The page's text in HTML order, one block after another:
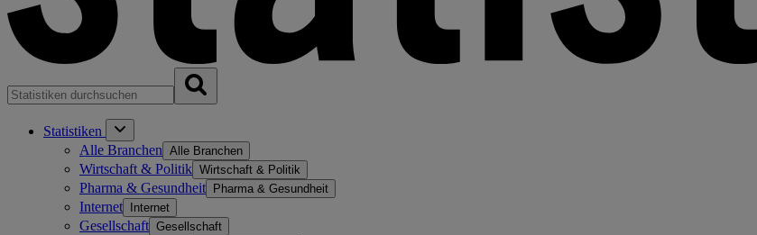
Statistiken
Alle Branchen Alle Branchen
Wirtschaft & Politik Wirtschaft & Politik
Pharma & Gesundheit Pharma & Gesundheit
Internet Internet
Gesellschaft Gesellschaft